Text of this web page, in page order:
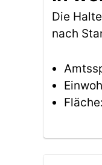
Die
nach